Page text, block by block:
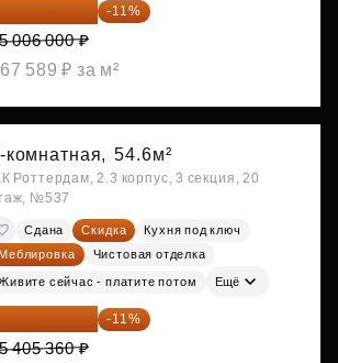
055 340 ₽ -11%
006 000 ₽
589 ₽ за м²
комнатная, 54.6м²
Роттердам, 2.3 корпус, 3 секция, 20
№537
Сдана Скидка
Кухня под ключ
Меблировка
Чистовая отделка
сейчас - платите потом Ещё
410 770 ₽ -11%
405 360 ₽